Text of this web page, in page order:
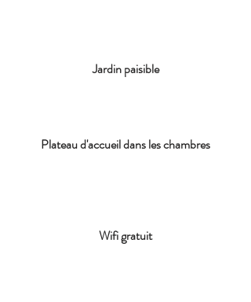
Jardin paisible
Plateau d'accueil dans les chambres
Wifi gratuit